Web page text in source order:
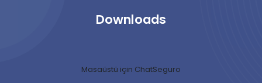
Downloads
Masaüstü için ChatSeguro